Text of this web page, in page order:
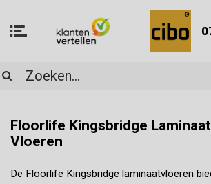
Floorlife Kingsbridge Laminaat
Vloeren
De Floorlife Kingsbridge laminaatvloeren